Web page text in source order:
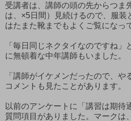
受講者は、講師の頭の先からつま
は、×5日間）見続けるので、服装
はたまた靴までもよくご覧になっ
「毎日同じネクタイなのですね
に無頓着な中年講師もいました。
「講師がイケメンだったので、や
コメントも見たことがあります。
以前のアンケートに「講習は期待
質問項目がありました。マークは